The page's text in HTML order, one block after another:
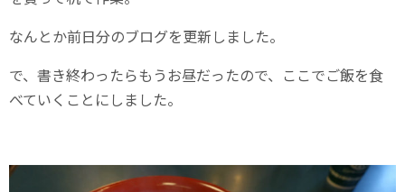
なんとか前日分のブログを更新しました。
で、書き終わったらもうお昼だったので、ここでご飯を食
べていくことにしました。